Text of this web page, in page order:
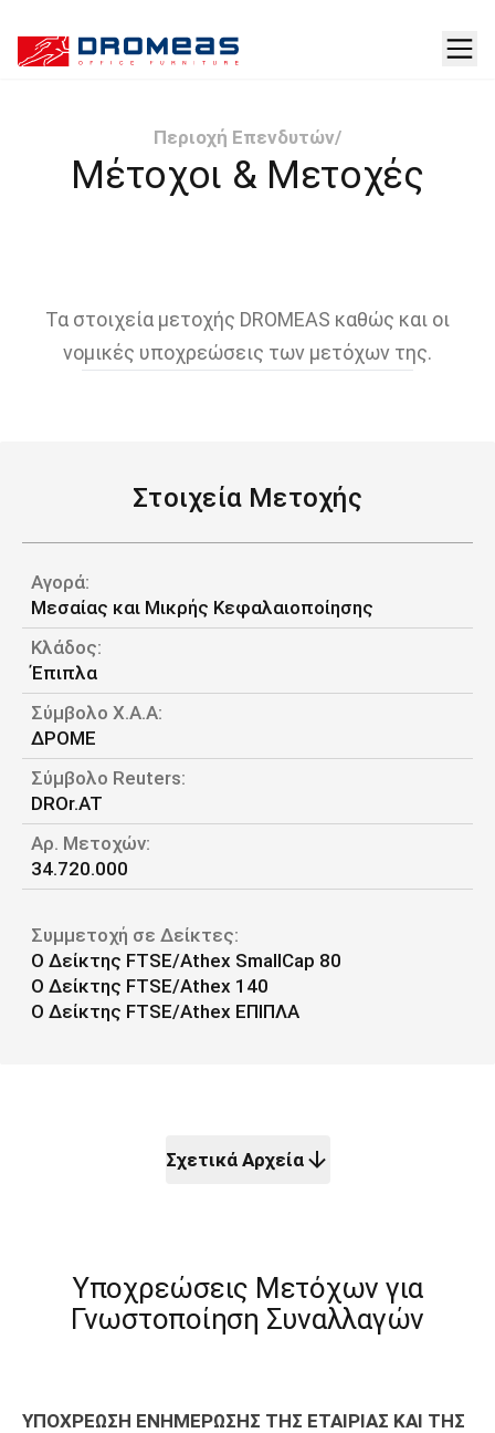
Περιοχή Επενδυτών/
Μέτοχοι & Μετοχές
Τα στοιχεία μετοχής DROMEAS καθώς και οι
νομικές υποχρεώσεις των μετόχων της.
Στοιχεία Μετοχής
Αγορά:
Μεσαίας και Μικρής Κεφαλαιοποίησης
Κλάδος:
Έπιπλα
Σύμβολο Χ.Α.Α:
ΔΡΟΜΕ
Σύμβολο Reuters:
DROr.AT
Αρ. Μετοχών:
34.720.000
Συμμετοχή σε Δείκτες:
O Δείκτης FTSE/Athex SmallCap 80
Ο Δείκτης FTSE/Athex 140
Ο Δείκτης FTSE/Athex ΕΠΙΠΛΑ
Σχετικά Αρχεία
Υποχρεώσεις Μετόχων για
Γνωστοποίηση Συναλλαγών
ΥΠΟΧΡΕΩΣΗ ΕΝΗΜΕΡΩΣΗΣ ΤΗΣ ΕΤΑΙΡΙΑΣ ΚΑΙ ΤΗΣ